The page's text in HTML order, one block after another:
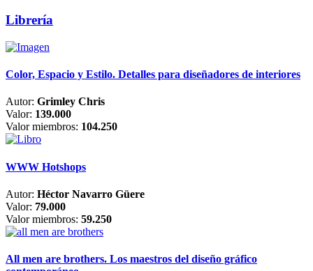
Librería
Color, Espacio y Estilo. Detalles para diseñadores de interiores
Autor: Grimley Chris
Valor: 139.000
Valor miembros: 104.250
WWW Hotshops
Autor: Héctor Navarro Güere
Valor: 79.000
Valor miembros: 59.250
All men are brothers. Los maestros del diseño gráfico